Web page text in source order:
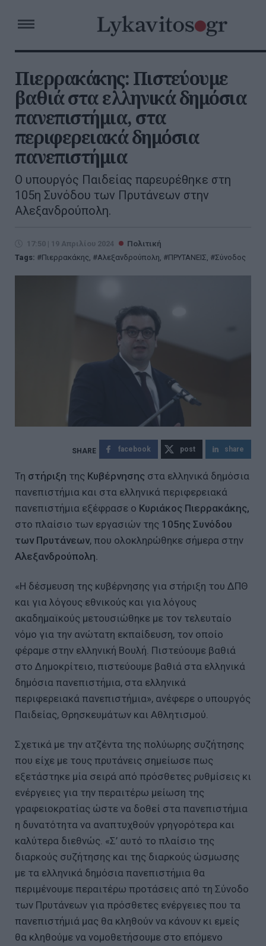
Πιερρακάκης: Πιστεύουμε
βαθιά στα ελληνικά δημόσια
πανεπιστήμια, στα
περιφερειακά δημόσια
πανεπιστήμια
O υπουργός Παιδείας παρευρέθηκε στη
105η Συνόδου των Πρυτάνεων στην
Αλεξανδρούπολη.
17:50 | 19 Απριλίου 2024
Πολιτική
Tags:
Πιερρακάκης, Αλεξανδρούπολη, ΠΡΥΤΑΝΕΙΣ, Σύνοδος
facebook post share
Τη στήριξη της Kυβέρνησης στα ελληνικά δημόσια
πανεπιστήμια και στα ελληνικά περιφερειακά
πανεπιστήμια εξέφρασε ο Κυριάκος Πιερρακάκης,
στο πλαίσιο των εργασιών της 105ης Συνόδου
των Πρυτάνεων, που ολοκληρώθηκε σήμερα στην
Αλεξανδρούπολη.
«Η δέσμευση της κυβέρνησης για στήριξη του ΔΠΘ
και για λόγους εθνικούς και για λόγους
ακαδημαϊκούς μετουσιώθηκε με τον τελευταίο
νόμο για την ανώτατη εκπαίδευση, τον οποίο
φέραμε στην ελληνική Βουλή. Πιστεύουμε βαθιά
στο Δημοκρίτειο, πιστεύουμε βαθιά στα ελληνικά
δημόσια πανεπιστήμια, στα ελληνικά
περιφερειακά πανεπιστήμια», ανέφερε ο υπουργός
Παιδείας, Θρησκευμάτων και Αθλητισμού.
Σχετικά με την ατζέντα της πολύωρης συζήτησης
που είχε με τους πρυτάνεις σημείωσε πως
εξετάστηκε μία σειρά από πρόσθετες ρυθμίσεις κι
ενέργειες για την περαιτέρω μείωση της
γραφειοκρατίας ώστε να δοθεί στα πανεπιστήμια
η δυνατότητα να αναπτυχθούν γρηγορότερα και
καλύτερα διεθνώς. «Σ’ αυτό το πλαίσιο της
διαρκούς συζήτησης και της διαρκούς ώσμωσης
με τα ελληνικά δημόσια πανεπιστήμια θα
περιμένουμε περαιτέρω προτάσεις από τη Σύνοδο
των Πρυτάνεων για πρόσθετες ενέργειες που τα
πανεπιστήμιά μας θα κληθούν να κάνουν κι εμείς
θα κληθούμε να νομοθετήσουμε στο επόμενο